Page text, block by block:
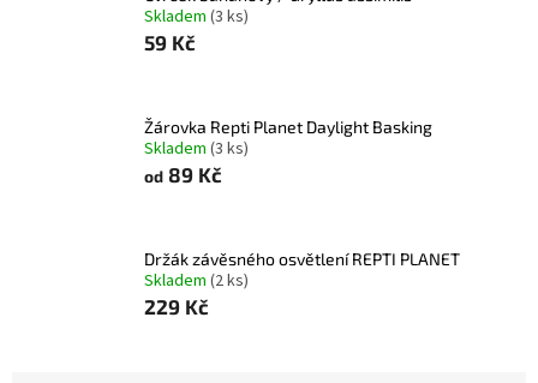
Skladem (3 ks)
59 Kč
Žárovka Repti Planet Daylight Basking
Skladem (3 ks)
od 89 Kč
Držák závěsného osvětlení REPTI PLANET
Skladem (2 ks)
229 Kč